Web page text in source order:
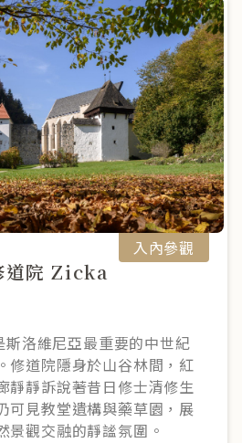
道院 Zicka
洛維尼亞最重要的中世紀
修道院隱身於山谷林間，紅
靜靜訴說著昔日修士清修生
可見教堂遺構與藥草園，展
景觀交融的靜謐氛圍。
入內參觀